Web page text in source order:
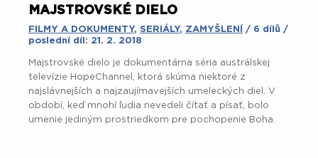
MAJSTROVSKÉ DIELO
FILMY A DOKUMENTY, SERIÁLY, ZAMYŠLENÍ
/ 6 dílů /
poslední díl: 21. 2. 2018
Majstrovské dielo je dokumentárna séria austrálskej
televízie HopeChannel, ktorá skúma niektoré z
najslávnejších a najzaujímavejších umeleckých diel. V
období, keď mnohí ľudia nevedeli čítať a písať, bolo
umenie jediným prostriedkom pre pochopenie Boha.